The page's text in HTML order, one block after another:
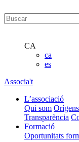
CA
ca
es
Associa't
L’associació
Qui som Orígens
Transparència
Formació
Oportunitats